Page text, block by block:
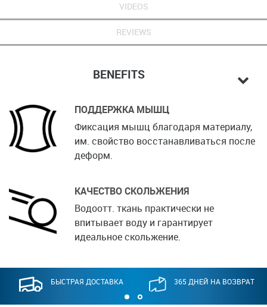
VIDEOS
REVIEWS
BENEFITS
ПОДДЕРЖКА МЫШЦ
Фиксация мышц благодаря материалу,
им. свойство восстанавливаться после
деформ.
КАЧЕСТВО СКОЛЬЖЕНИЯ
Водоотт. ткань практически не
впитывает воду и гарантирует
идеальное скольжение.
БЫСТРАЯ ДОСТАВКА 365 ДНЕЙ НА ВОЗВРАТ